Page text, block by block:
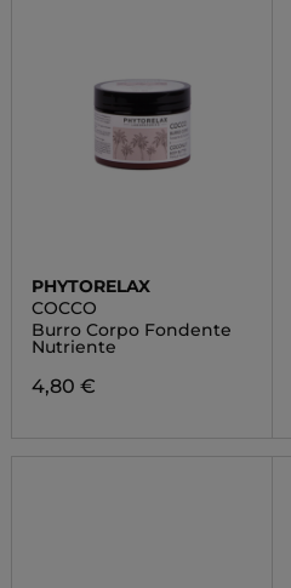
PHYTORELAX
COCCO
Burro Corpo Fondente
Nutriente
4,80 €